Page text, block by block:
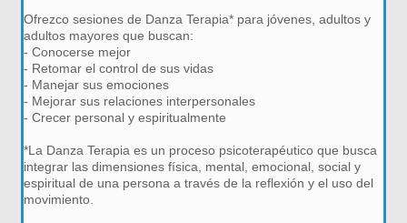
Ofrezco sesiones de Danza Terapia* para jóvenes, adultos y
adultos mayores que buscan:
- Conocerse mejor
- Retomar el control de sus vidas
- Manejar sus emociones
- Mejorar sus relaciones interpersonales
- Crecer personal y espiritualmente
*La Danza Terapia es un proceso psicoterapéutico que busca
integrar las dimensiones física, mental, emocional, social y
espiritual de una persona a través de la reflexión y el uso del
movimiento.